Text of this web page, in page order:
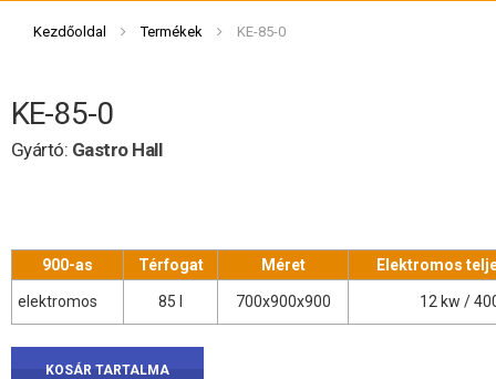
Kezdőoldal Termékek KE-85-0
KE-85-0
Gyártó: Gastro Hall
900-as Térfogat Méret Elektromos
elektromos 85 l 700x900x900 12 kw /
KOSÁR TARTALMA